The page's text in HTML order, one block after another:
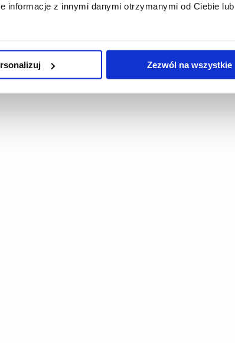
informacje z innymi danymi otrzymanymi od Ciebie lub
Zezwól na wszystkie